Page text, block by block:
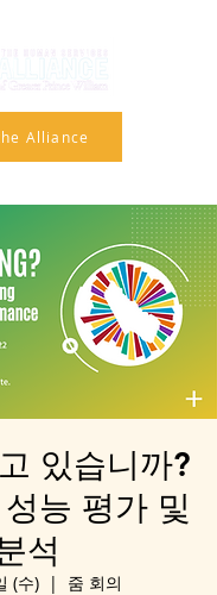
Alliance
있습니까?
능 평가 및
석
(수)
  |
줌 회의